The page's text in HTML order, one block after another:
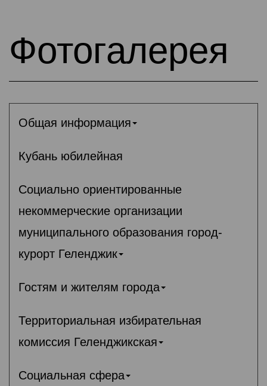
Фотогалерея
Общая информация
Кубань юбилейная
Социально ориентированные
некоммерческие организации
муниципального образования город-
курорт Геленджик
Гостям и жителям города
Территориальная избирательная
комиссия Геленджикcкая
Социальная сфера